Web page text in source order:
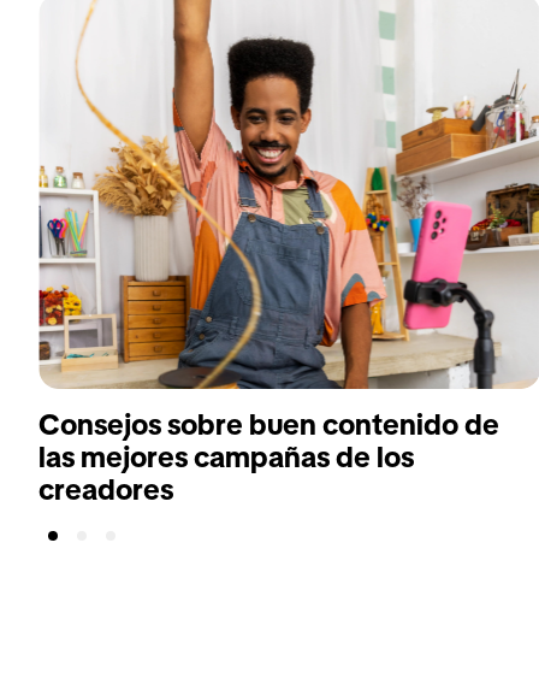
Consejos sobre buen contenido de
las mejores campañas de los
creadores